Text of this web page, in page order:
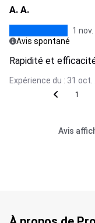
A. A.
1
Avis spontané
Rapidité et
Expérience du : 31 oct.
1
Avis